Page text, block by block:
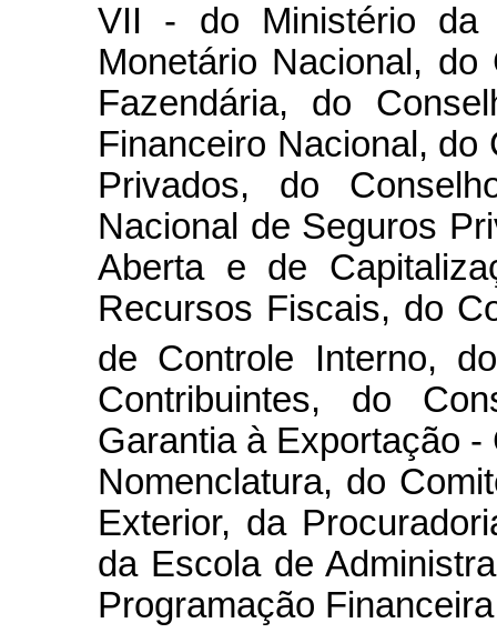
VII - do Ministério da
Monetário Nacional,
Fazendária, do
Financeiro Nacional, do
Privados, do
Nacional de Seguros
Aberta e de
Recursos Fiscais, do
de Controle Interno,
Contribuintes, do
Garantia à Exportação
Nomenclatura, do
Exterior, da
da Escola de
Programação